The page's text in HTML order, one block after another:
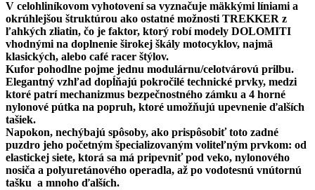
V celohliníkovom vyhotovení sa vyznačuje mäkkými líniami a
okrúhlejšou štruktúrou ako ostatné možnosti TREKKER z
ľahkých zliatin, čo je faktor, ktorý robí modely DOLOMITI
vhodnými na doplnenie širokej škály motocyklov, najmä
klasických, alebo café racer štýlov.
Kufor pohodlne pojme jednu modulárnu/celotvárovú prilbu.
Elegantný vzhľad dopĺňajú pokročilé technické prvky, medzi
ktoré patrí mechanizmus bezpečnostného zámku a 4 horné
nylonové pútka na popruh, ktoré umožňujú upevnenie ďalších
tašiek.
Napokon, nechýbajú spôsoby, ako prispôsobiť toto zadné
puzdro jeho početným špecializovaným voliteľným prvkom: od
elastickej siete, ktorá sa má pripevniť pod veko, nylonového
nosiča a polyuretánového operadla, až po vodotesnú vnútornú
tašku a mnoho ďalších.